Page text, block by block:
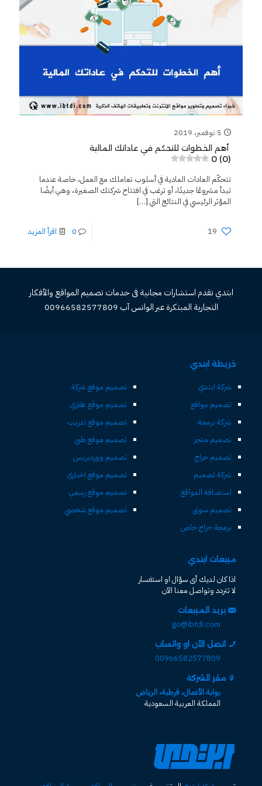
5 نوفمبر، 2019
أهم الخطوات للتحكم في عاداتك المالية
0 (0)
تتحكّم العادات المادية في أسلوب تعاملك مع العمل، خاصة عندما
تبدأ مشروعًا جديدًا، أو ترغب في افتتاح شركتك الصغيرة، وهي أيضًا
المؤثر الرئيسي في النتائج التي […]
19
0 اقرأ المزيد
ابتدي تقدم استشارات مجانية فى خدمات تصميم المواقع والأفكار
التجارية المبتكرة عبر الواتس آب 00966582577809
خريطة ابتدي
شركة ابتدي
تصميم مواقع
شركة برمجة
تصميم متجر
تصميم حراج
شركة تصميم
استضافة المواقع
تصميم سوق
برمجة حراج خاص
تصميم موقع شركة
تصميم موقع عقاري
تصميم موقع تدريب
تصميم موقع طبي
تصميم ووردبريس
تصميم موقع اخباري
تصميم موقع رسمي
تصميم موقع شخصي
مبيعات ابتدي
اذا كان لديك أى سؤال او استفسار
لا تتردد وتواصل معنا الآن
بريد المبيعات
go@ibtdi.com
اتصل الآن او واتساب
00966582577809
مقر الشركة
بوابة الأعمال، قرطبة، الرياض
المملكة العربية السعودية